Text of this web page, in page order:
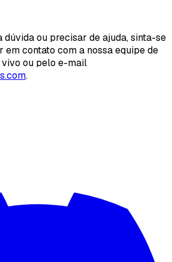
ou precisar de ajuda, sinta-se
em contato com a nossa equipe de
ou pelo e-mail
.